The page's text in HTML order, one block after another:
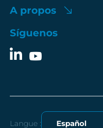
A propos
Síguenos
Langue : Español